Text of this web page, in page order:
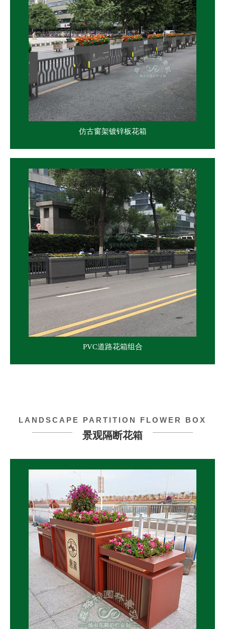
仿古窗架镀锌板花箱
PVC道路花箱组合
LANDSCAPE PARTITION FLOWER BOX
景观隔断花箱